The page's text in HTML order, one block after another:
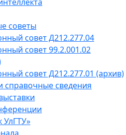
советы
совет Д212.277.04
совет 99.2.001.02
совет Д212.277.01 (архив)
справочные сведения
УлГТУ»